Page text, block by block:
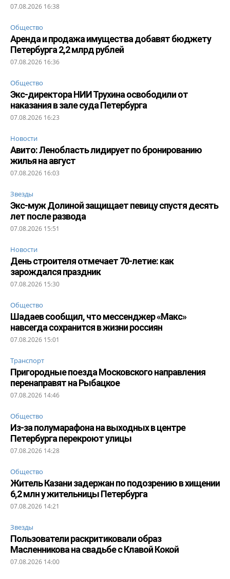
07.08.2026 16:38
Общество
Аренда и продажа имущества добавят бюджету
Петербурга 2,2 млрд рублей
07.08.2026 16:36
Общество
Экс-директора НИИ Трухина освободили от
наказания в зале суда Петербурга
07.08.2026 16:23
Новости
Авито: Ленобласть лидирует по бронированию
жилья на август
07.08.2026 16:03
Звезды
Экс-муж Долиной защищает певицу спустя десять
лет после развода
07.08.2026 15:51
Новости
День строителя отмечает 70-летие: как
зарождался праздник
07.08.2026 15:30
Общество
Шадаев сообщил, что мессенджер «Макс»
навсегда сохранится в жизни россиян
07.08.2026 15:01
Транспорт
Пригородные поезда Московского направления
перенаправят на Рыбацкое
07.08.2026 14:46
Общество
Из-за полумарафона на выходных в центре
Петербурга перекроют улицы
07.08.2026 14:28
Общество
Житель Казани задержан по подозрению в хищении
6,2 млн у жительницы Петербурга
07.08.2026 14:21
Звезды
Пользователи раскритиковали образ
Масленникова на свадьбе с Клавой Кокой
07.08.2026 14:00